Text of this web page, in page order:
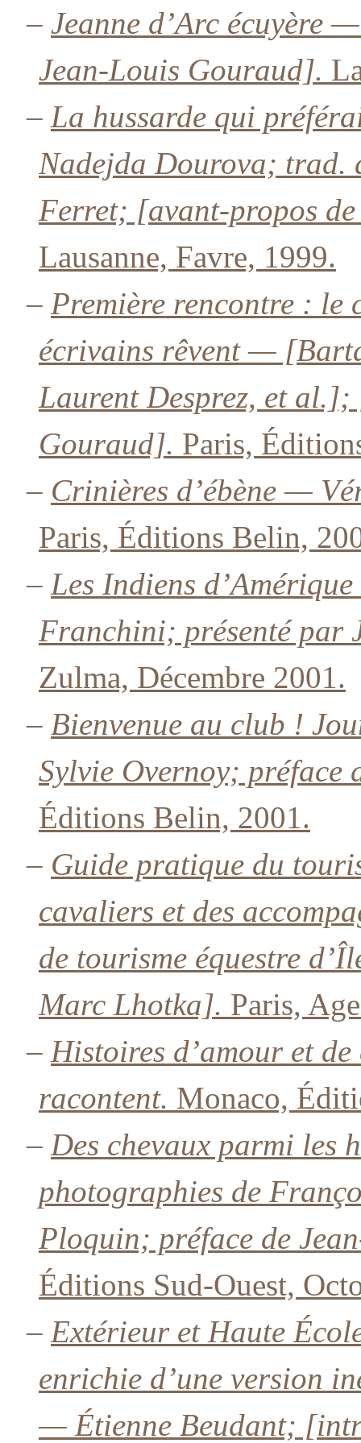
– Jeanne d’Arc écuyère
Jean-Louis Gouraud].
– La hussarde qui
Nadejda Dourova; trad.
Ferret; [avant-propos
Lausanne, Favre, 1999.
– Première rencontre : le
écrivains rêvent —
Laurent Desprez, et
Gouraud]. Paris,
– Crinières d’ébène —
Paris, Éditions Belin,
– Les Indiens
Franchini; présenté par
Zulma, Décembre 2001.
– Bienvenue au club !
Sylvie Overnoy; préface
Éditions Belin, 2001.
– Guide pratique du
cavaliers et des
de tourisme équestre
Marc Lhotka]. Paris,
– Histoires d’amour et
racontent. Monaco,
– Des chevaux parmi les
photographies de
Ploquin; préface de
Éditions Sud-Ouest,
– Extérieur et Haute
enrichie d’une version
— Étienne Beudant;